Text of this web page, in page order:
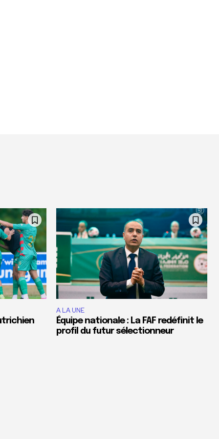
A LA UNE
Équipe nationale : La FAF redéfinit le
profil du futur sélectionneur